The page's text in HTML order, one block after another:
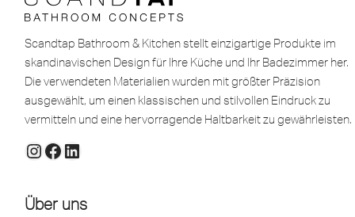
Scandtap Bathroom & Kitchen stellt einzigartige Produkte im
skandinavischen Design für Ihre Küche und Ihr Badezimmer her.
Die verwendeten Materialien wurden mit größter Präzision
ausgewählt, um einen klassischen und stilvollen Eindruck zu
vermitteln und eine hervorragende Haltbarkeit zu gewährleisten.
Über uns